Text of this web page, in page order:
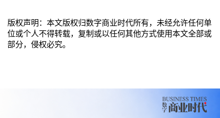
版权声明：本文版权归数字商业时代所有，未经允许任何单
位或个人不得转载，复制或以任何其他方式使用本文全部或
部分，侵权必究。